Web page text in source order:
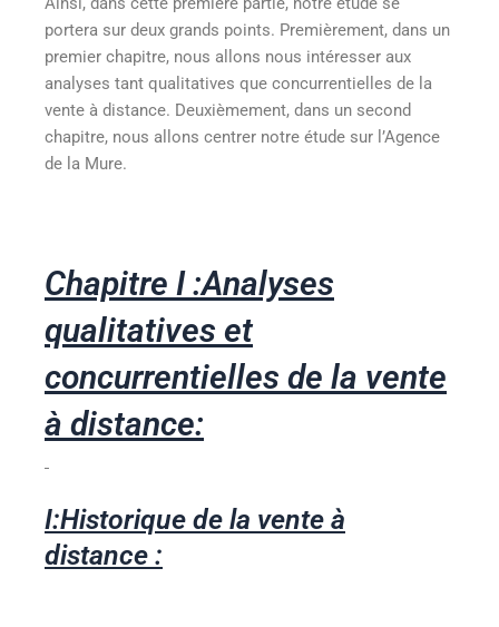
portera sur deux grands points. Premièrement, dans un
premier chapitre, nous allons nous intéresser aux
analyses tant qualitatives que concurrentielles de la
vente à distance. Deuxièmement, dans un second
chapitre, nous allons centrer notre étude sur l’Agence
de la Mure.
Chapitre I :Analyses
qualitatives et
concurrentielles de la vente
à distance:
I:Historique de la vente à
distance :